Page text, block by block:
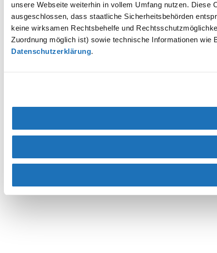
unsere Webseite weiterhin in vollem Umfang nutzen.
ausgeschlossen, dass staatliche Sicherheitsbehörden
keine wirksamen Rechtsbehelfe und
Zuordnung möglich ist) sowie technische Informationen
Datenschutzerklärung.